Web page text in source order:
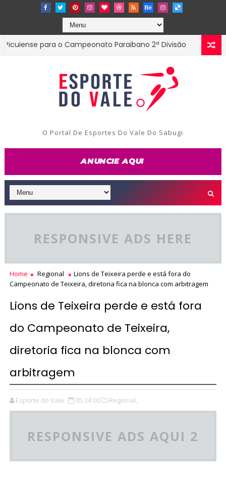
para o Campeonato Paraibano 2ª Divisão ESTADUAL
O Portal De Esportes Do Vale Do Sabugi
RESPONSIVE ADS HERE
Home Regional
Lions de Teixeira perde e está fora do
Campeonato de Teixeira, diretoria fica na blonca com arbitragem
Lions de Teixeira perde e está fora
do Campeonato de Teixeira,
diretoria fica na blonca com
arbitragem
Esporte do Vale 05:34:00 Regional,
RESPONSIVE ADS AQUI 2